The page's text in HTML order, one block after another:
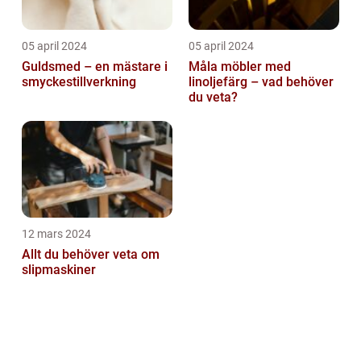
05 april 2024
Guldsmed – en mästare i
smyckestillverkning
05 april 2024
Måla möbler med
linoljefärg – vad behöver
du veta?
12 mars 2024
Allt du behöver veta om
slipmaskiner